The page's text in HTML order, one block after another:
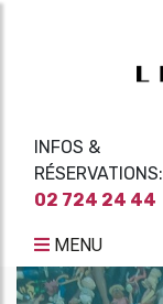
INFOS &
RÉSERVATIONS:
02 724 24 44
MENU